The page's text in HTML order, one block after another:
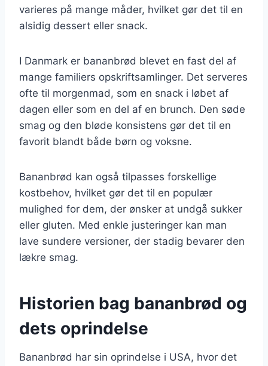
varieres på mange måder, hvilket gør det til en
alsidig dessert eller snack.
I Danmark er bananbrød blevet en fast del af
mange familiers opskriftsamlinger. Det serveres
ofte til morgenmad, som en snack i løbet af
dagen eller som en del af en brunch. Den søde
smag og den bløde konsistens gør det til en
favorit blandt både børn og voksne.
Bananbrød kan også tilpasses forskellige
kostbehov, hvilket gør det til en populær
mulighed for dem, der ønsker at undgå sukker
eller gluten. Med enkle justeringer kan man
lave sundere versioner, der stadig bevarer den
lækre smag.
Historien bag bananbrød og
dets oprindelse
Bananbrød har sin oprindelse i USA, hvor det